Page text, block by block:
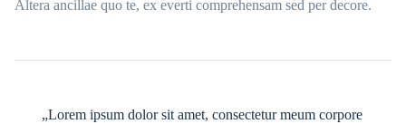
Altera ancillae quo te, ex everti comprehensam sed per decore.
„Lorem ipsum dolor sit amet, consectetur meum corpore